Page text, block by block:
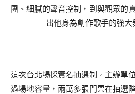
團、細膩的聲音控制，到與觀眾的
出他身為創作歌手的強大
這次台北場採實名抽選制，主辦單
過場地容量，兩萬多張門票在抽選